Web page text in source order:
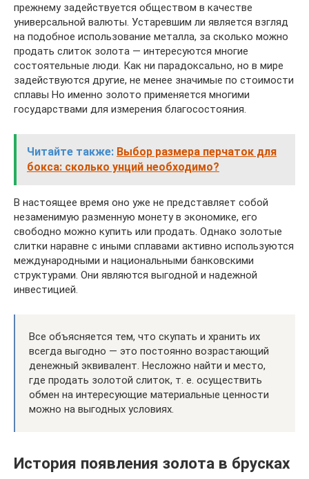
прежнему задействуется обществом в качестве
универсальной валюты. Устаревшим ли является взгляд
на подобное использование металла, за сколько можно
продать слиток золота — интересуются многие
состоятельные люди. Как ни парадоксально, но в мире
задействуются другие, не менее значимые по стоимости
сплавы Но именно золото применяется многими
государствами для измерения благосостояния.
Читайте также: Выбор размера перчаток для
бокса: сколько унций необходимо?
В настоящее время оно уже не представляет собой
незаменимую разменную монету в экономике, его
свободно можно купить или продать. Однако золотые
слитки наравне с иными сплавами активно используются
международными и национальными банковскими
структурами. Они являются выгодной и надежной
инвестицией.
Все объясняется тем, что скупать и хранить их
всегда выгодно — это постоянно возрастающий
денежный эквивалент. Несложно найти и место,
где продать золотой слиток, т. е. осуществить
обмен на интересующие материальные ценности
можно на выгодных условиях.
История появления золота в брусках